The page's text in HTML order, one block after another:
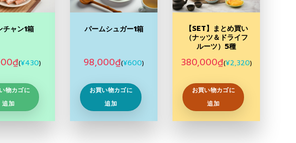
Add to
Wishlist
チャン1箱
₫(¥430)
物カゴに
追加
Add to
Wishlist
パームシュガー1箱
98,000₫(¥600)
お買い物カゴに
追加
Add to
Wishlist
【SET】まとめ買い
（ナッツ＆ドライフ
ルーツ）5種
380,000₫(¥2,320)
お買い物カゴに
追加